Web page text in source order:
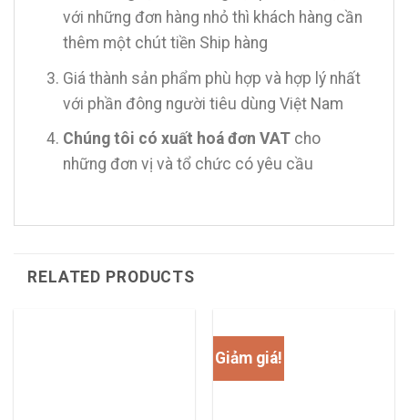
với những đơn hàng nhỏ thì khách hàng cần
thêm một chút tiền Ship hàng
Giá thành sản phẩm phù hợp và hợp lý nhất
với phần đông người tiêu dùng Việt Nam
Chúng tôi có xuất hoá đơn VATcho
những đơn vị và tổ chức có yêu cầu
RELATED PRODUCTS
Giảm giá!